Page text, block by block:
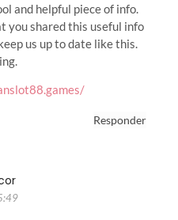
and helpful piece of info.
you shared this useful info
us up to date like this.
Responder